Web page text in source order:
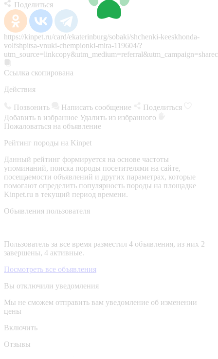
Поделиться
https://kinpet.ru/card/ekaterinburg/sobaki/shchenki-keeskhonda-
volfshpitsa-vnuki-chempionki-mira-119604/?
Ссылка скопирована
Действия
Позвонить Написать сообщение
Поделиться
Добавить в избранное Удалить из избранного
Пожаловаться на объявление
Рейтинг породы на Kinpet
Данный рейтинг формируется на основе частоты
упоминаний, поиска породы посетителями на сайте,
посещаемости объявлений и других параметрах, которые
помогают определить популярность породы на площадке
Kinpet.ru в текущий период времени.
Объявления пользователя
Пользователь за все время разместил 4 объявления, из них 2
завершены, 4 активные.
Посмотреть все объявления
Вы отключили уведомления
Мы не сможем отправить вам уведомление об изменении
цены
Включить
Отзывы